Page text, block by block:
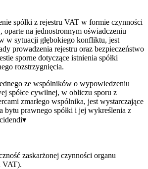
spółki z rejestru VAT w formie czynności
oparte na jednostronnym oświadczeniu
w sytuacji głębokiego konfliktu, jest
prowadzenia rejestru oraz bezpieczeństwo
sporne dotyczące istnienia spółki
rozstrzygnięcia.
ze wspólników o wypowiedzeniu
spółce cywilnej, w obliczu sporu z
zmarłego wspólnika, jest wystarczające
bytu prawnego spółki i jej wykreślenia z
▾
zaskarżonej czynności organu
VAT).